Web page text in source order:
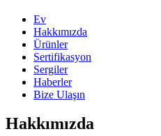
Ev
Hakkımızda
Ürünler
Sertifikasyon
Sergiler
Haberler
Bize Ulaşın
Hakkımızda